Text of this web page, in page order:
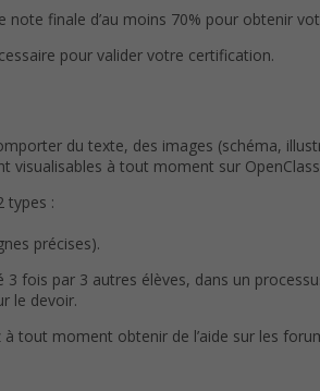
finale d’au moins 70% pour obtenir
pour valider votre certification.
du texte, des images (schéma,
visualisables à tout moment sur
types :
précises).
fois par 3 autres élèves, dans un
le devoir.
tout moment obtenir de l’aide sur les